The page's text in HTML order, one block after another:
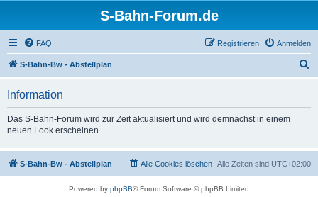
S-Bahn-Forum.de
FAQ Anmelden
Registrieren
S-Bahn-Bw - Abstellplan
Information
Das S-Bahn-Forum wird zur Zeit aktualisiert und wird demnächst in einem
neuen Look erscheinen.
S-Bahn-Bw - Abstellplan Alle Zeiten sind UTC+02:00
Alle Cookies löschen
Powered by phpBB® Forum Software © phpBB Limited